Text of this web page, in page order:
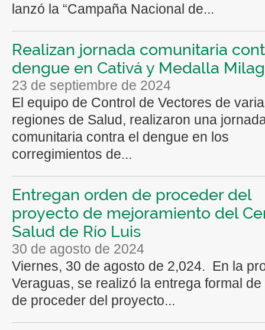
lanzó la “Campaña Nacional de...
Realizan jornada comunitaria
dengue en Cativá y Medalla
23 de septiembre de 2024
El equipo de Control de Vectores de
regiones de Salud, realizaron una
comunitaria contra el dengue en los
corregimientos de...
Entregan orden de proceder del
proyecto de mejoramiento del
Salud de Río Luis
30 de agosto de 2024
Viernes, 30 de agosto de 2,024. En la
Veraguas, se realizó la entrega formal
de proceder del proyecto...